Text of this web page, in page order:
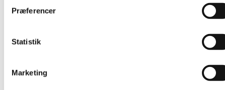
Præferencer
Statistik
Marketing
Du vil måske også kunne lide...